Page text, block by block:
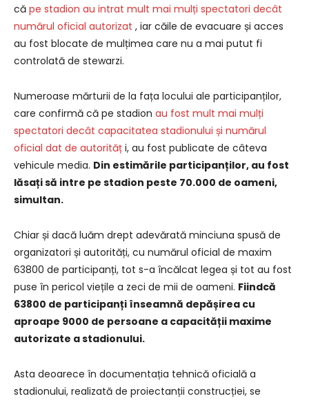
că pe stadion au intrat mult mai mulți spectatori decât
numărul oficial autorizat , iar căile de evacuare și acces
au fost blocate de mulțimea care nu a mai putut fi
controlată de stewarzi.
Numeroase mărturii de la fața locului ale participanților,
care confirmă că pe stadion au fost mult mai mulți
spectatori decât capacitatea stadionului și numărul
oficial dat de autorităț i, au fost publicate de câteva
vehicule media. Din estimările participanților, au fost
lăsați să intre pe stadion peste 70.000 de oameni,
simultan.
Chiar și dacă luăm drept adevărată minciuna spusă de
organizatori și autorități, cu numărul oficial de maxim
63800 de participanți, tot s-a încălcat legea și tot au fost
puse în pericol viețile a zeci de mii de oameni. Fiindcă
63800 de participanți înseamnă depășirea cu
aproape 9000 de persoane a capacității maxime
autorizate a stadionului.
Asta deoarece în documentația tehnică oficială a
stadionului, realizată de proiectanții construcției, se